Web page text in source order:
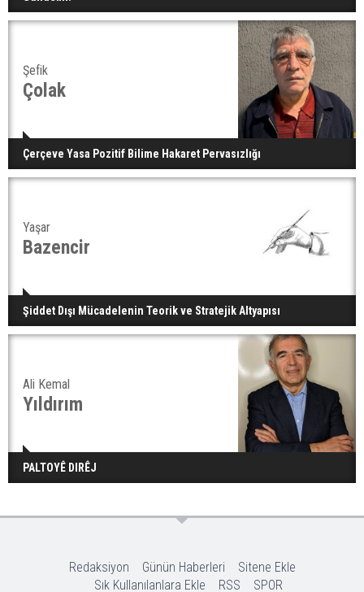
Şefik
Çolak
Çerçeve Yasa Pozitif Bilime Hakaret Pervasızlığı
Yaşar
Bazencir
Şiddet Dışı Mücadelenin Teorik ve Stratejik Altyapısı
Ali Kemal
Yıldırım
PALTOYÊ DIRÊJ
Redaksiyon Günün Haberleri
Sitene Ekle
Sık Kullanılanlara Ekle
RSS SPOR